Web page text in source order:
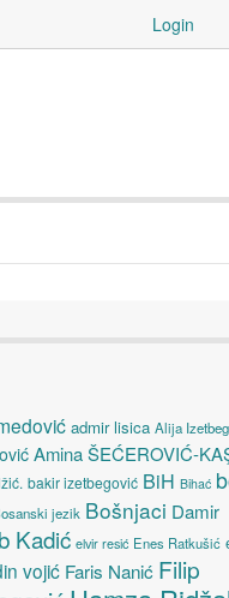
Login
admir lisica Alija
Amina ŠEĆEROVIĆ-
bakir izetbegović BiH Bihać
jezik Bošnjaci Damir
Kadić elvir resić Enes Ratkušić
vojić Faris Nanić Filip